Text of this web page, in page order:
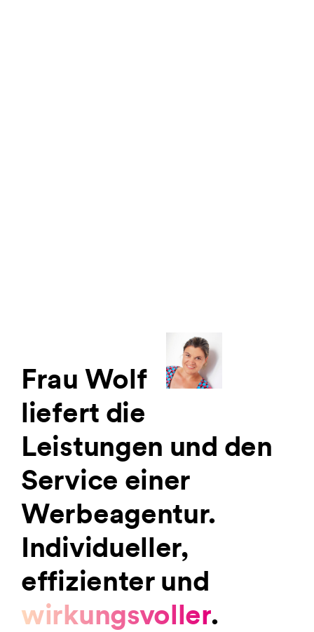
Frau Wolf
liefert die
Leistungen und den
Service einer
Werbeagentur.
Individueller,
effizienter und
wirkungsvoller.